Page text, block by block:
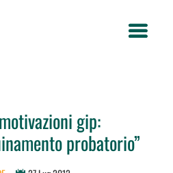
gip:
probatorio”